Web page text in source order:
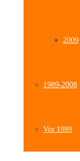
2009
1989-2008
Vor 1989